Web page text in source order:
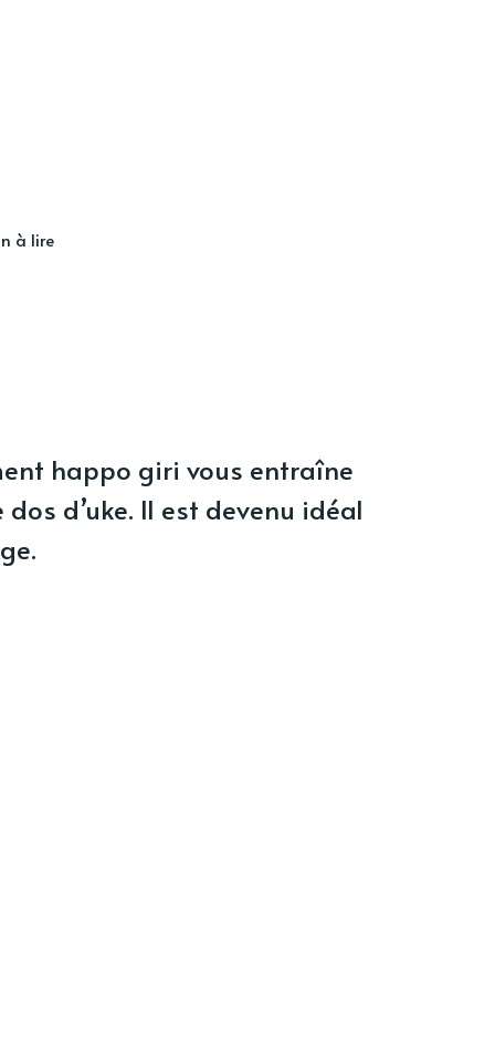
à lire
happo giri vous entraîne
d’uke. Il est devenu idéal